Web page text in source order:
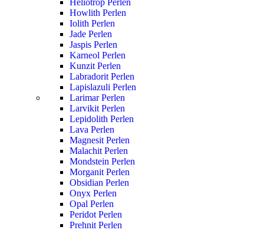
Heliotrop Perlen
Howlith Perlen
Iolith Perlen
Jade Perlen
Jaspis Perlen
Karneol Perlen
Kunzit Perlen
Labradorit Perlen
Lapislazuli Perlen
Larimar Perlen
Larvikit Perlen
Lepidolith Perlen
Lava Perlen
Magnesit Perlen
Malachit Perlen
Mondstein Perlen
Morganit Perlen
Obsidian Perlen
Onyx Perlen
Opal Perlen
Peridot Perlen
Prehnit Perlen